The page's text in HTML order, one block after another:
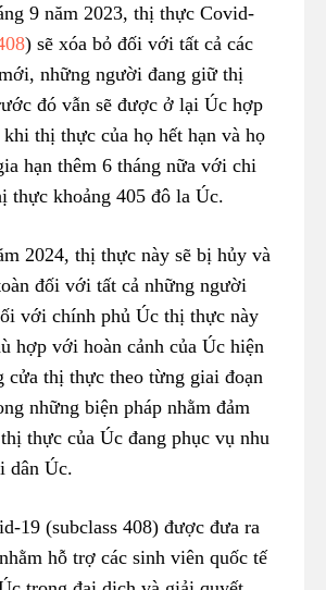
9 năm 2023, thị thực Covid-
) sẽ xóa bỏ đối với tất cả các
những người đang giữ thị
đó vẫn sẽ được ở lại Úc hợp
khi thị thực của họ hết hạn và họ
hạn thêm 6 tháng nữa với chi
thực khoảng 405 đô la Úc.
2024, thị thực này sẽ bị hủy và
đối với tất cả những người
với chính phủ Úc thị thực này
hợp với hoàn cảnh của Úc hiện
cửa thị thực theo từng giai đoạn
những biện pháp nhằm đảm
thực của Úc đang phục vụ nhu
dân Úc.
19 (subclass 408) được đưa ra
hỗ trợ các sinh viên quốc tế